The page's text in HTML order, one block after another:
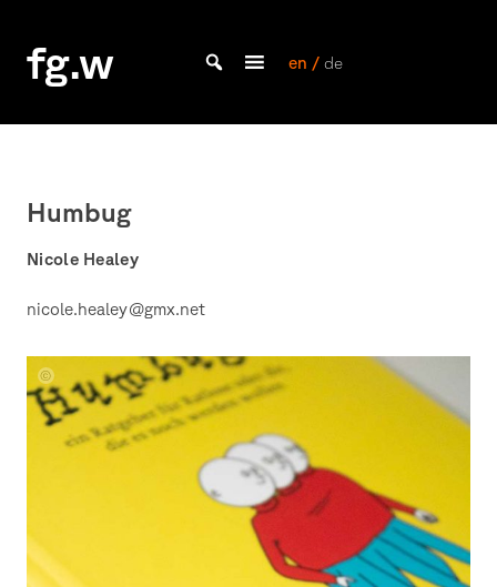
content
fg.w
Bachelor Kommunikationsdesign und Master Design & Information studieren
en / de
Humbug
Nicole Healey
nicole.healey@gmx.net
Nicole
Healey